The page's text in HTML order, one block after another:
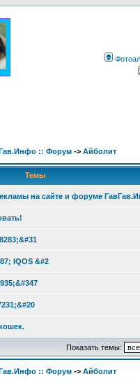
:: Форум -> Айболит
Темы
на сайте и форуме
IQOS &#2
Показать темы:
:: Форум -> Айболит